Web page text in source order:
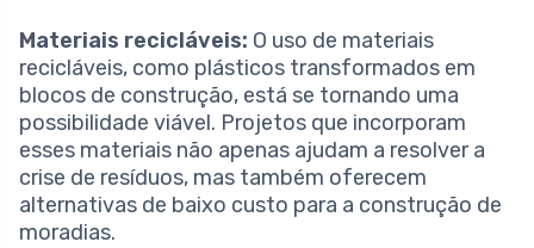
Materiais recicláveis: O uso de materiais
recicláveis, como plásticos transformados em
blocos de construção, está se tornando uma
possibilidade viável. Projetos que incorporam
esses materiais não apenas ajudam a resolver a
crise de resíduos, mas também oferecem
alternativas de baixo custo para a construção de
moradias.